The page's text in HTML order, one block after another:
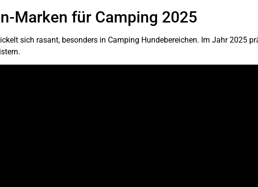
Marken für Camping 2025
sich rasant, besonders in Camping Hundebereichen. Im Jahr 2025